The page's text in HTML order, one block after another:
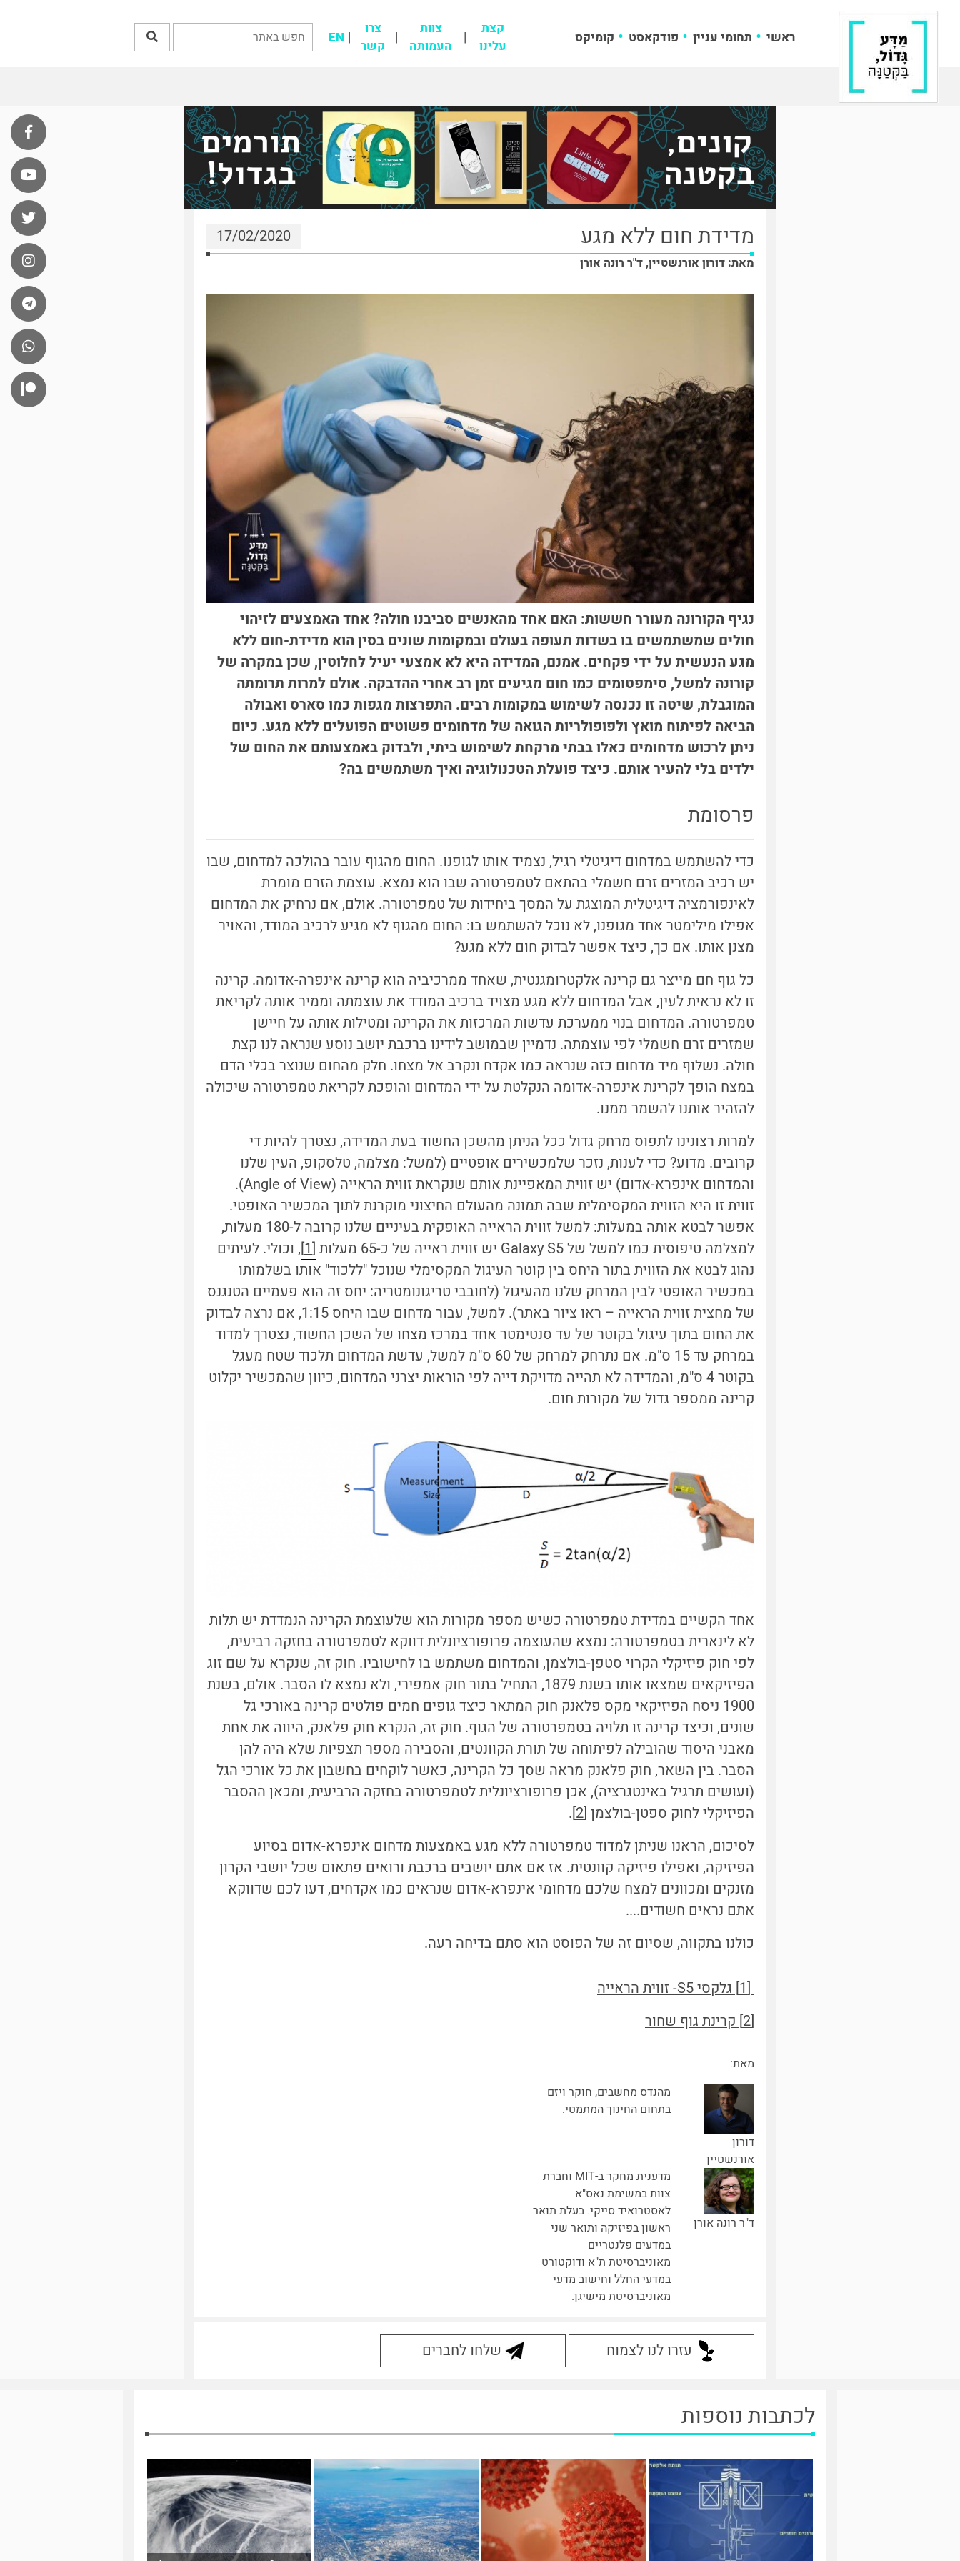
ראשי תחומי עניין פודקאסט קומיקס
קצת
עלינו
צוות
העמותה
צרו
קשר
EN
מדידת חום ללא מגע 17/02/2020
מאת: דורון אורנשטיין, ד"ר רונה אורן
נגיף הקורונה מעורר חששות: האם אחד מהאנשים סביבנו חולה? אחד האמצעים לזיהוי
חולים שמשתמשים בו בשדות תעופה בעולם ובמקומות שונים בסין הוא מדידת-חום ללא
מגע הנעשית על ידי פקחים. אמנם, המדידה היא לא אמצעי יעיל לחלוטין, שכן במקרה של
קורונה למשל, סימפטומים כמו חום מגיעים זמן רב אחרי ההדבקה. אולם למרות תרומתה
המוגבלת, שיטה זו נכנסה לשימוש במקומות רבים. התפרצות מגפות כמו סארס ואבולה
הביאה לפיתוח מואץ ולפופולריות הגואה של מדחומים פשוטים הפועלים ללא מגע. כיום
ניתן לרכוש מדחומים כאלו בבתי מרקחת לשימוש ביתי, ולבדוק באמצעותם את החום של
ילדים בלי להעיר אותם. כיצד פועלת הטכנולוגיה ואיך משתמשים בה?
פרסומת
כדי להשתמש במדחום דיגיטלי רגיל, נצמיד אותו לגופנו. החום מהגוף עובר בהולכה למדחום, שבו
יש רכיב המזרים זרם חשמלי בהתאם לטמפרטורה שבו הוא נמצא. עוצמת הזרם מומרת
לאינפורמציה דיגיטלית המוצגת על המסך ביחידות של טמפרטורה. אולם, אם נרחיק את המדחום
אפילו מילימטר אחד מגופנו, לא נוכל להשתמש בו: החום מהגוף לא מגיע לרכיב המודד, והאויר
מצנן אותו. אם כך, כיצד אפשר לבדוק חום ללא מגע?
כל גוף חם מייצר גם קרינה אלקטרומגנטית, שאחד ממרכיביה הוא קרינה אינפרה-אדומה. קרינה
זו לא נראית לעין, אבל המדחום ללא מגע מצויד ברכיב המודד את עוצמתה וממיר אותה לקריאת
טמפרטורה. המדחום בנוי ממערכת עדשות המרכזות את הקרינה ומטילות אותה על חיישן
שמזרים זרם חשמלי לפי עוצמתה. נדמיין שבמושב לידינו ברכבת יושב נוסע שנראה לנו קצת
חולה. נשלוף מיד מדחום כזה שנראה כמו אקדח ונקרב אל מצחו. חלק מהחום שנוצר בכלי הדם
במצח הופך לקרינת אינפרה-אדומה הנקלטת על ידי המדחום והופכת לקריאת טמפרטורה שיכולה
להזהיר אותנו להשמר ממנו.
למרות רצונינו לתפוס מרחק גדול ככל הניתן מהשכן החשוד בעת המדידה, נצטרך להיות די
קרובים. מדוע? כדי לענות, נזכר שלמכשירים אופטיים (למשל: מצלמה, טלסקופ, העין שלנו
והמדחום אינפרא-אדום) יש זווית המאפיינת אותם שנקראת זווית הראייה (Angle of View).
זווית זו היא הזווית המקסימלית שבה תמונה מהעולם החיצוני מוקרנת לתוך המכשיר האופטי.
אפשר לבטא אותה במעלות: למשל זווית הראייה האופקית בעיניים שלנו קרובה ל-180 מעלות,
למצלמה טיפוסית כמו למשל של Galaxy S5 יש זווית ראייה של כ-65 מעלות
[1] , וכולי. לעיתים
נהוג לבטא את הזווית בתור היחס בין קוטר העיגול המקסימלי שנוכל "ללכוד" אותו בשלמותו
במכשיר האופטי לבין המרחק שלנו מהעיגול (לחובבי טריגונומטריה: יחס זה הוא פעמיים הטנגנס
של מחצית זווית הראייה – ראו ציור באתר). למשל, עבור מדחום שבו היחס 1:15, אם נרצה לבדוק
את החום בתוך עיגול בקוטר של עד סנטימטר אחד במרכז מצחו של השכן החשוד, נצטרך למדוד
במרחק עד 15 ס"מ. אם נתרחק למרחק של 60 ס"מ למשל, עדשת המדחום תלכוד שטח מעגל
בקוטר 4 ס"מ, והמדידה לא תהייה מדויקת דייה לפי הוראות יצרני המדחום, כיוון שהמכשיר יקלוט
קרינה ממספר גדול של מקורות חום.
אחד הקשיים במדידת טמפרטורה כשיש מספר מקורות הוא שלעוצמת הקרינה הנמדדת יש תלות
לא לינארית בטמפרטורה: נמצא שהעוצמה פרופורציונלית דווקא לטמפרטורה בחזקה רביעית,
לפי חוק פיזיקלי הקרוי סטפן-בולצמן, והמדחום משתמש בו לחישוביו. חוק זה, שנקרא על שם זוג
הפיזיקאים שמצאו אותו בשנת 1879, התחיל בתור חוק אמפירי, ולא נמצא לו הסבר. אולם, בשנת
1900 ניסח הפיזיקאי מקס פלאנק חוק המתאר כיצד גופים חמים פולטים קרינה באורכי גל
שונים, וכיצד קרינה זו תלויה בטמפרטורה של הגוף. חוק זה, הנקרא חוק פלאנק, היווה את אחת
מאבני היסוד שהובילה לפיתוחה של תורת הקוונטים, והסבירה מספר תצפיות שלא היה להן
הסבר. בין השאר, חוק פלאנק מראה שסך כל הקרינה, כאשר לוקחים בחשבון את כל אורכי הגל
(ועושים תרגיל באינטגרציה), אכן פרופורציונלית לטמפרטורה בחזקה הרביעית, ומכאן ההסבר
הפיזיקלי לחוק ספטן-בולצמן [2]
.
לסיכום, הראנו שניתן למדוד טמפרטורה ללא מגע באמצעות מדחום אינפרא-אדום בסיוע
הפיזיקה, ואפילו פיזיקה קוונטית. אז אם אתם יושבים ברכבת ורואים פתאום שכל יושבי הקרון
מזנקים ומכוונים למצח שלכם מדחומי אינפרא-אדום שנראים כמו אקדחים, דעו לכם שדווקא
אתם נראים חשודים....
כולנו בתקווה, שסיום זה של הפוסט הוא סתם בדיחה רעה.
[1] גלקסי S5- זווית הראייה
[2] קרינת גוף שחור
מאת:
דורון
אורנשטיין
מהנדס מחשבים, חוקר ויזם
בתחום החינוך המתמטי.
ד"ר רונה אורן
מדענית מחקר ב-MIT וחברת
צוות במשימת נאס"א
לאסטרואיד סייקי. בעלת תואר
ראשון בפיזיקה ותואר שני
במדעים פלנטריים
מאוניברסיטת ת"א ודוקטורט
במדעי החלל וחישוב מדעי
מאוניברסיטת מישיגן.
עזרו לנו לצמוח שלחו לחברים
לכתבות נוספות